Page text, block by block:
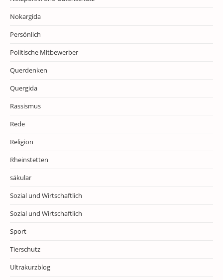
Nokargida
Persönlich
Politische Mitbewerber
Querdenken
Quergida
Rassismus
Rede
Religion
Rheinstetten
säkular
Sozial und Wirtschaftlich
Sozial und Wirtschaftlich
Sport
Tierschutz
Ultrakurzblog